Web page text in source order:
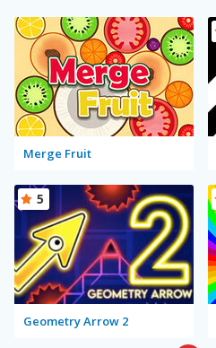
Merge Fruit
Geometry Arrow 2
5